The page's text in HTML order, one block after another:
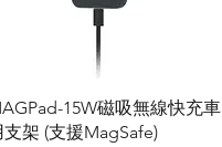
快速瀏覽
15W磁吸無線快充車
支架 (支援MagSafe)